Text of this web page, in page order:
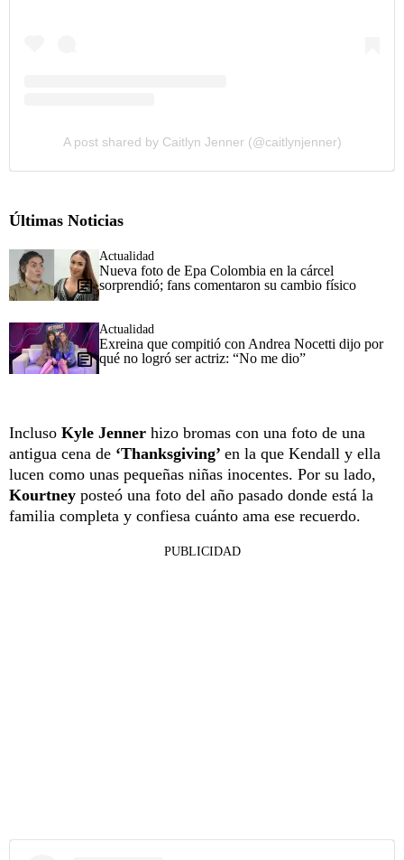
A post shared by Caitlyn Jenner (@caitlynjenner)
Últimas Noticias
Actualidad
Nueva foto de Epa Colombia en la cárcel
sorprendió; fans comentaron su cambio físico
Actualidad
Exreina que compitió con Andrea Nocetti dijo por
qué no logró ser actriz: “No me dio”
Incluso Kyle Jenner hizo bromas con una foto de una
antigua cena de ‘Thanksgiving’ en la que Kendall y ella
lucen como unas pequeñas niñas inocentes. Por su lado,
Kourtney posteó una foto del año pasado donde está la
familia completa y confiesa cuánto ama ese recuerdo.
PUBLICIDAD